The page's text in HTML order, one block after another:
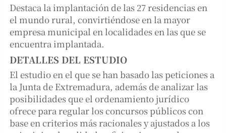
Destaca la implantación de las 27 residencias en
el mundo rural, convirtiéndose en la mayor
empresa municipal en localidades en las que se
encuentra implantada.
DETALLES DEL ESTUDIO
El estudio en el que se han basado las peticiones a
la Junta de Extremadura, además de analizar las
posibilidades que el ordenamiento jurídico
ofrece para regular los concursos públicos con
base en criterios más racionales y ajustados a los